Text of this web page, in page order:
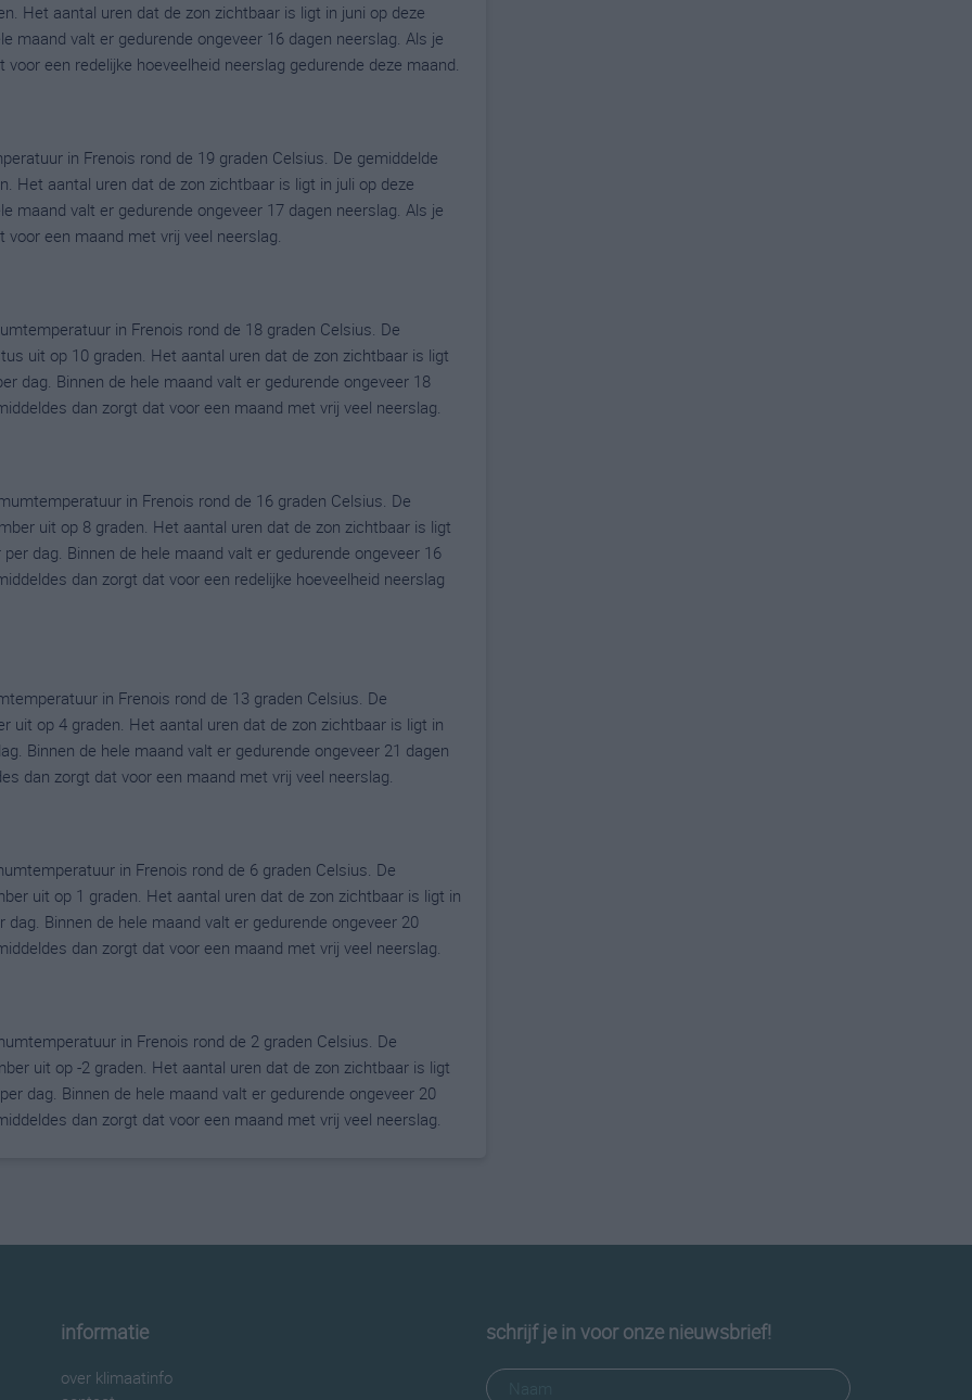
Het aantal uren dat de zon zichtbaar is ligt in juni op deze
maand valt er gedurende ongeveer 16 dagen neerslag. Als je
een redelijke hoeveelheid neerslag gedurende deze maand.
in Frenois rond de 19 graden Celsius. De gemiddelde
Het aantal uren dat de zon zichtbaar is ligt in juli op deze
maand valt er gedurende ongeveer 17 dagen neerslag. Als je
een maand met vrij veel neerslag.
in Frenois rond de 18 graden Celsius. De
uit op 10 graden. Het aantal uren dat de zon zichtbaar is ligt
dag. Binnen de hele maand valt er gedurende ongeveer 18
dan zorgt dat voor een maand met vrij veel neerslag.
in Frenois rond de 16 graden Celsius. De
uit op 8 graden. Het aantal uren dat de zon zichtbaar is ligt
dag. Binnen de hele maand valt er gedurende ongeveer 16
dan zorgt dat voor een redelijke hoeveelheid neerslag
in Frenois rond de 13 graden Celsius. De
uit op 4 graden. Het aantal uren dat de zon zichtbaar is ligt in
Binnen de hele maand valt er gedurende ongeveer 21 dagen
dan zorgt dat voor een maand met vrij veel neerslag.
in Frenois rond de 6 graden Celsius. De
uit op 1 graden. Het aantal uren dat de zon zichtbaar is ligt in
Binnen de hele maand valt er gedurende ongeveer 20
dan zorgt dat voor een maand met vrij veel neerslag.
in Frenois rond de 2 graden Celsius. De
uit op -2 graden. Het aantal uren dat de zon zichtbaar is ligt
dag. Binnen de hele maand valt er gedurende ongeveer 20
dan zorgt dat voor een maand met vrij veel neerslag.
informatie
over klimaatinfo
schrijf je in voor onze nieuwsbrief!